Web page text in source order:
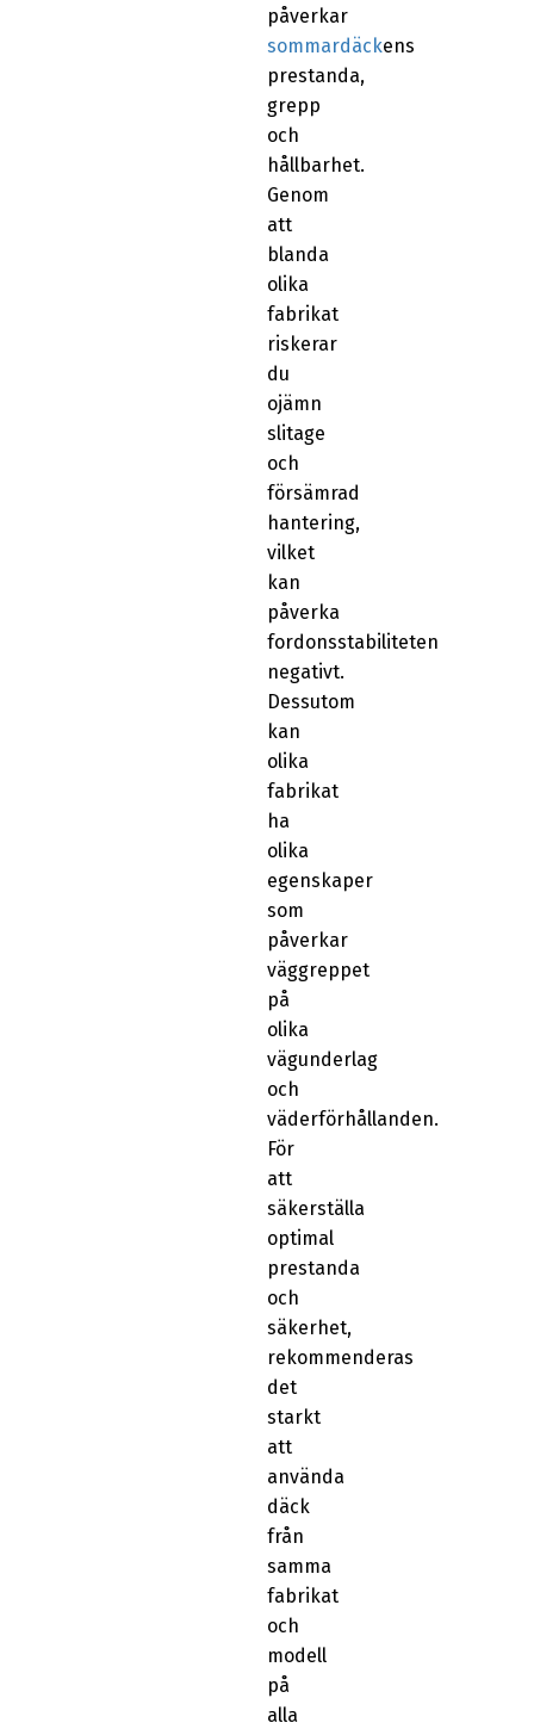
påverkar
sommardäckens
prestanda,
grepp
och
hållbarhet.
Genom
att
blanda
olika
fabrikat
riskerar
du
ojämn
slitage
och
försämrad
hantering,
vilket
kan
påverka
fordonsstabiliteten
negativt.
Dessutom
kan
olika
fabrikat
ha
olika
egenskaper
som
påverkar
väggreppet
på
olika
vägunderlag
och
väderförhållanden.
För
att
säkerställa
optimal
prestanda
och
säkerhet,
rekommenderas
det
starkt
att
använda
däck
från
samma
fabrikat
och
modell
på
alla